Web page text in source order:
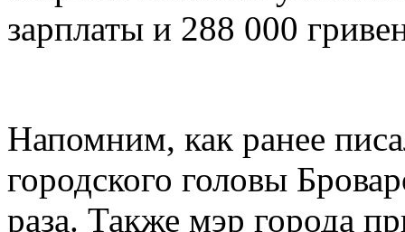
зарплаты и 288 000
Напомним, как ранее
городского головы
раза. Также мэр города